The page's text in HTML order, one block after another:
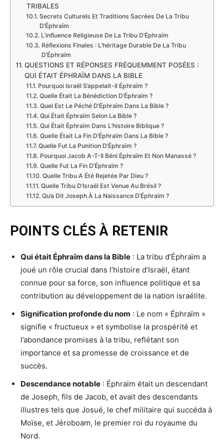
TRIBALES
Secrets Culturels Et Traditions Sacrées De La Tribu
D’Éphraïm
L’influence Religieuse De La Tribu D’Éphraïm
Réflexions Finales : L’héritage Durable De La Tribu
D’Éphraïm
QUESTIONS ET RÉPONSES FRÉQUEMMENT POSÉES :
QUI ÉTAIT ÉPHRAÏM DANS LA BIBLE
Pourquoi Israël S’appelait-Il Éphraïm ?
Quelle Était La Bénédiction D’Éphraïm ?
Quel Est Le Péché D’Éphraïm Dans La Bible ?
Qui Était Éphraïm Selon La Bible ?
Qui Était Éphraïm Dans L’histoire Biblique ?
Quelle Était La Fin D’Éphraïm Dans La Bible ?
Quelle Fut La Punition D’Éphraïm ?
Pourquoi Jacob A-T-Il Béni Éphraïm Et Non Manassé ?
Quelle Fut La Fin D’Éphraïm ?
Quelle Tribu A Été Rejetée Par Dieu ?
Quelle Tribu D’Israël Est Venue Au Brésil ?
Qu’a Dit Joseph À La Naissance D’Éphraïm ?
POINTS CLÉS À RETENIR
Qui était Éphraïm dans la Bible : La tribu d’Éphraïm a
joué un rôle crucial dans l’histoire d’Israël, étant
connue pour sa force, son influence politique et sa
contribution au développement de la nation israélite.
Signification profonde du nom : Le nom « Éphraïm »
signifie « fructueux » et symbolise la prospérité et
l’abondance promises à la tribu, reflétant son
importance et sa promesse de croissance et de
succès.
Descendance notable : Éphraïm était un descendant
de Joseph, fils de Jacob, et avait des descendants
illustres tels que Josué, le chef militaire qui succéda à
Moïse, et Jéroboam, le premier roi du royaume du
Nord.